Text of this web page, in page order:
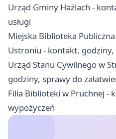
Urząd Gminy Hażlach -
usługi
Miejska Biblioteka
Ustroniu - kontakt,
Urząd Stanu Cywilnego w
godziny, sprawy do
Filia Biblioteki w Pruchnej -
wypożyczeń